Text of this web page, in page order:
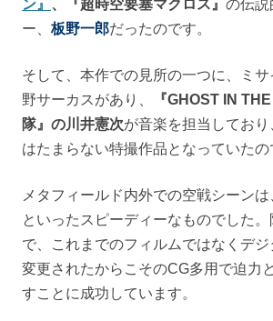
ン』 、『超時空要塞マクロス』 の伝説
ー、 板野一郎だったのです。
そして、本作での見所の一つに、ミ
野サーカスがあり、
『GHOST IN
隊』の川井憲次が音楽を担当してお
はたまらない特撮作品となっていたの
メタフィールド内外での空戦シーン
といったスピーディーなものでした
で、これまでのフィルムではなくデ
変更されたからこそのCG多用で迫力
すことに成功しています。